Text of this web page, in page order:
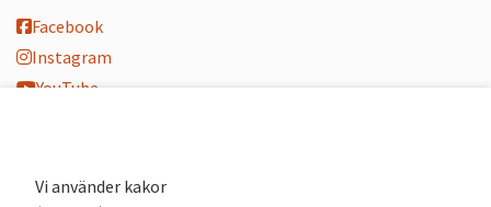
Facebook
Instagram
YouTube
Nyhetsbrev
Vi använder kakor